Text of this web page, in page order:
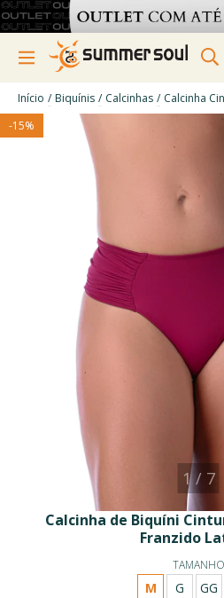
Início / Biquínis / Calcinhas / Calcinha
-15%
1/ 7
Calcinha de Biquíni
Franzido
TAMANHO
M G GG